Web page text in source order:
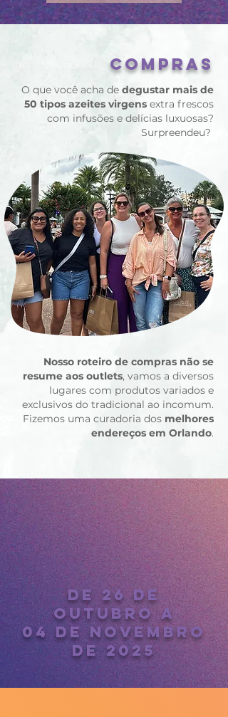
COMPRAS
O que você acha de degustar mais de
50 tipos azeites virgens extra frescos
com infusões e delícias luxuosas?
Surpreendeu?
Nosso roteiro de compras não se
resume aos outlets, vamos a diversos
lugares com produtos variados e
exclusivos do tradicional ao incomum.
Fizemos uma curadoria dos melhores
endereços em Orlando.
de 26 DE
OUTUBRO a
04 de NOVEMBRO
de 2025